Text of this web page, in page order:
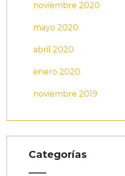
noviembre 2020
mayo 2020
abril 2020
enero 2020
noviembre 2019
Categorías